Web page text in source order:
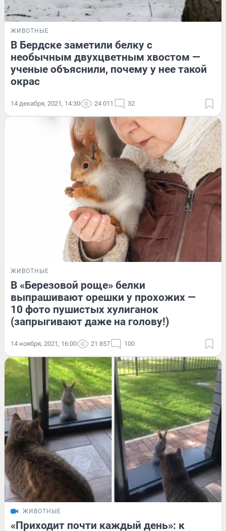
ЖИВОТНЫЕ
В Бердске заметили белку с
необычным двухцветным хвостом —
ученые объяснили, почему у нее такой
окрас
14 декабря, 2021, 14:30 24 011 32
ЖИВОТНЫЕ
В «Березовой роще» белки
выпрашивают орешки у прохожих —
10 фото пушистых хулиганок
(запрыгивают даже на голову!)
14 ноября, 2021, 16:00 21 857 100
ЖИВОТНЫЕ
«Приходит почти каждый день»: к